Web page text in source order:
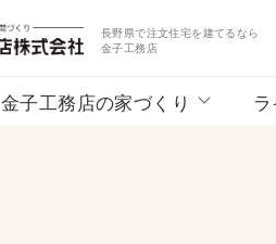
長野県で注文住宅を建てるなら
金子工務店
金子工務店の家づくり